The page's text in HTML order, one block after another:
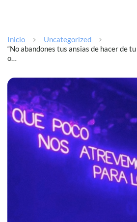
Inicio
Uncategorized
“No abandones tus ansias de hacer de
o…